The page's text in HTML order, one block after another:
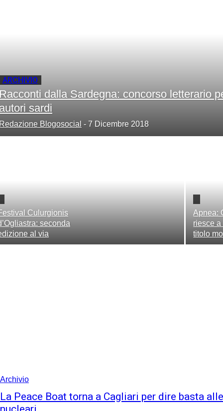
ARCHIVIO
dalla Sardegna: concorso letterario
sardi
Blogosocial - 7 Dicembre 2018
Culurgionis
seconda
al via
Apnea:
riesce
titolo
Archivio
La Peace Boat torna a Cagliari per dire basta